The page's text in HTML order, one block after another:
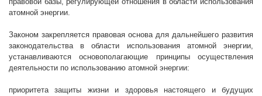
атомной энергии.
Законом закрепляется правовая основа для дальнейшего развития
законодательства в области использования атомной энергии,
устанавливаются основополагающие принципы осуществления
деятельности по использованию атомной энергии:
приоритета защиты жизни и здоровья настоящего и будущих